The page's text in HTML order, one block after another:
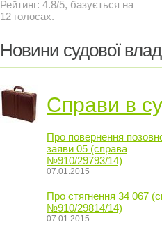
Рейтинг: 4.8/5, базується на
12 голосах.
Новини судової
Справи в
Про повернення
заяви 05 (справа
№910/29793/14)
07.01.2015
Про стягнення 34 067
№910/29814/14)
07.01.2015